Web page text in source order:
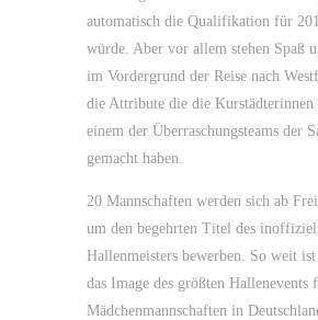
automatisch die Qualifikation für
würde. Aber vor allem stehen Spaß
im Vordergrund der Reise nach
die Attribute die die Kurstädterinnen
einem der Überraschungsteams der
gemacht haben.
20 Mannschaften werden sich ab
um den begehrten Titel des
Hallenmeisters bewerben. So weit
das Image des größten Hallenevents
Mädchenmannschaften in